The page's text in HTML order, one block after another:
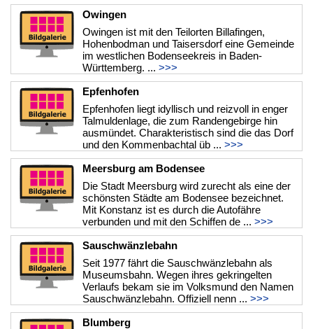
Owingen
Owingen ist mit den Teilorten Billafingen,
Hohenbodman und Taisersdorf eine Gemeinde
im westlichen Bodenseekreis in Baden-
Württemberg. ... >>>
Epfenhofen
Epfenhofen liegt idyllisch und reizvoll in enger
Talmuldenlage, die zum Randengebirge hin
ausmündet. Charakteristisch sind die das Dorf
und den Kommenbachtal üb ... >>>
Meersburg am Bodensee
Die Stadt Meersburg wird zurecht als eine der
schönsten Städte am Bodensee bezeichnet.
Mit Konstanz ist es durch die Autofähre
verbunden und mit den Schiffen de ... >>>
Sauschwänzlebahn
Seit 1977 fährt die Sauschwänzlebahn als
Museumsbahn. Wegen ihres gekringelten
Verlaufs bekam sie im Volksmund den Namen
Sauschwänzlebahn. Offiziell nenn ... >>>
Blumberg